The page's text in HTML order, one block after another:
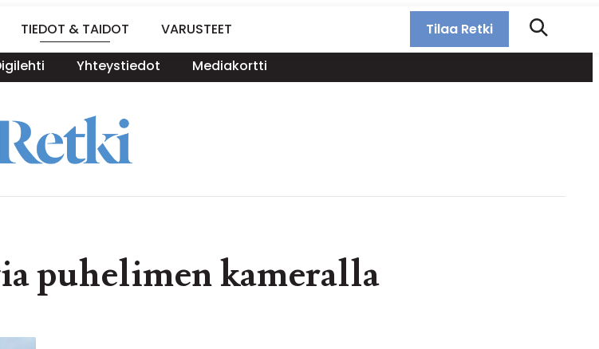
TIEDOT & TAIDOT VARUSTEET
Tilaa Retki
Yhteystiedot Mediakortti
puhelimen kameralla